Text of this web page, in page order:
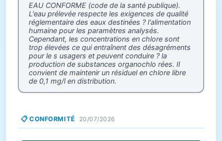
EAU CONFORME (code de la santé publique).
L'eau prélevée respecte les exigences de qualité
réglementaire des eaux destinées ? l'alimentation
humaine pour les paramètres analysés.
Cependant, les concentrations en chlore sont
trop élevées ce qui entraînent des désagréments
pour le s usagers et peuvent conduire ? la
production de substances organochlo rées. Il
convient de maintenir un résiduel en chlore libre
de 0,1 mg/l en distribution.
📋 CONFORMITÉ 20/07/2026